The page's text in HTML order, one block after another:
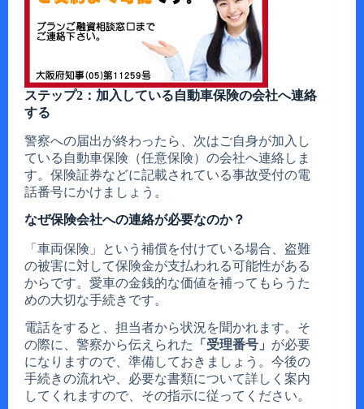
ステップ2：加入している自動車保険の会社へ連絡
する
警察への届出が終わったら、次はご自身が加入し
ている自動車保険（任意保険）の会社へ連絡しま
す。保険証券などに記載されている事故受付の電
話番号にかけましょう。
なぜ保険会社への連絡が必要なのか？
「車両保険」という補償を付けている場合、盗難
の被害に対して保険金が支払われる可能性がある
からです。愛車の金銭的な価値を補ってもらうた
めの大切な手続きです。
電話をすると、担当者から状況を聞かれます。そ
の際に、警察から伝えられた
「受理番号」 が必要
になりますので、準備しておきましょう。今後の
手続きの流れや、必要な書類について詳しく案内
してくれますので、その指示に従ってください。